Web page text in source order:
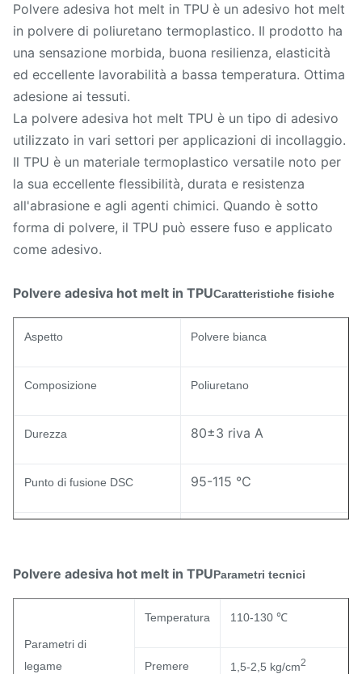
Polvere adesiva hot melt in TPU è un adesivo hot melt
in polvere di poliuretano termoplastico. Il prodotto ha
una sensazione morbida, buona resilienza, elasticità
ed eccellente lavorabilità a bassa temperatura. Ottima
adesione ai tessuti.
La polvere adesiva hot melt TPU è un tipo di adesivo
utilizzato in vari settori per applicazioni di incollaggio.
Il TPU è un materiale termoplastico versatile noto per
la sua eccellente flessibilità, durata e resistenza
all'abrasione e agli agenti chimici. Quando è sotto
forma di polvere, il TPU può essere fuso e applicato
come adesivo.
Polvere adesiva hot melt in TPUCaratteristiche fisiche
Aspetto Polvere bianca
Composizione Poliuretano
Durezza 80±3 riva A
Punto di fusione DSC 95-115 ℃
Resistenza all'ingiallimento
(livello)
Polvere adesiva hot melt in TPUParametri tecnici
Parametri di
legame
Temperatura 110-130 ℃
Premere 1,5-2,5 kg/cm2